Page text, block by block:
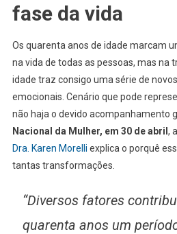
fase da vida
Os quarenta anos de idade marcam
na vida de todas as pessoas, mas na
idade traz consigo uma série de
emocionais. Cenário que pode
não haja o devido acompanhamento
Nacional da Mulher, em 30 de abril ,
Dra. Karen Morelli explica o porquê
tantas transformações.
“Diversos fatores
quarenta anos um